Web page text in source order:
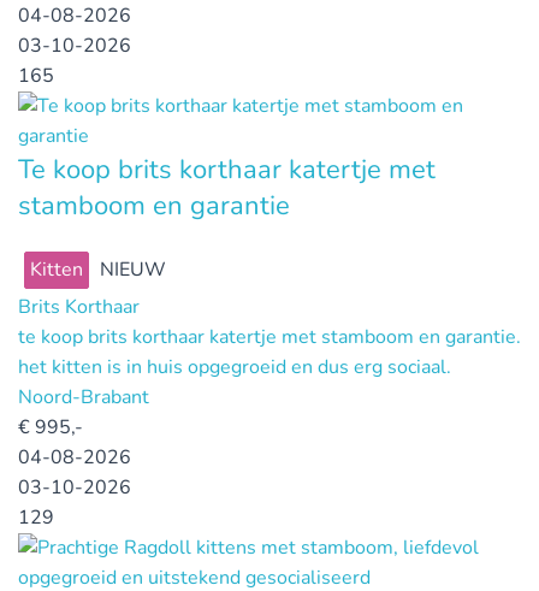
04-08-2026
03-10-2026
165
Te koop brits korthaar katertje met
stamboom en garantie
Kitten
NIEUW
Brits Korthaar
te koop brits korthaar katertje met stamboom en garantie.
het kitten is in huis opgegroeid en dus erg sociaal.
Noord-Brabant
€995,-
04-08-2026
03-10-2026
129